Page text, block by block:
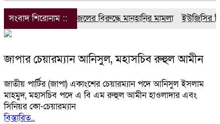
সংবাদ শিরোনাম ::ডিপজলের বিরুদ্ধে মানহানির মামলা ইউজিসির
জাপার চেয়ারম্যান আনিসুল, মহাসচিব রুহুল আমীন
জাতীয় পার্টির (জাপা) একাংশের চেয়ারম্যান পদে আনিসুল ইসলাম
মাহমুদ, মহাসচিব পদে এ বি এম রুহুল আমীন হাওলাদার এবং
সিনিয়র কো-চেয়ারম্যান
বিস্তারিত..